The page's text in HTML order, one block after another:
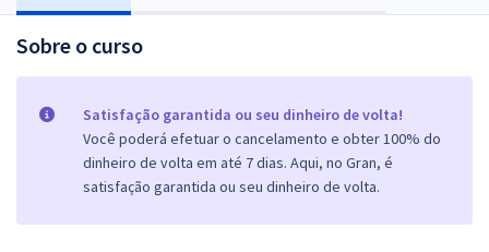
Sobre o curso
Satisfação garantida ou seu dinheiro de volta!
Você poderá efetuar o cancelamento e obter 100% do
dinheiro de volta em até 7 dias. Aqui, no Gran, é
satisfação garantida ou seu dinheiro de volta.